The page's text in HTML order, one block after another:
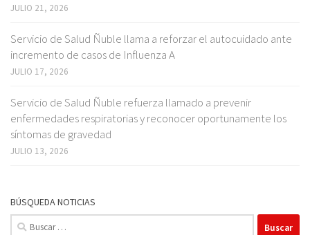
JULIO 21, 2026
Servicio de Salud Ñuble llama a reforzar el autocuidado ante
incremento de casos de Influenza A
JULIO 17, 2026
Servicio de Salud Ñuble refuerza llamado a prevenir
enfermedades respiratorias y reconocer oportunamente los
síntomas de gravedad
JULIO 13, 2026
BÚSQUEDA NOTICIAS
Buscar: